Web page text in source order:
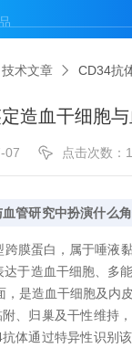
技术文章 CD34抗体如何
造血干细胞与
07 点击次数：
管研究中扮演什么角
膜蛋白，属于唾液
于造血干细胞、多
，是造血干细胞及内
、归巢及干性维持
体通过特异性识别